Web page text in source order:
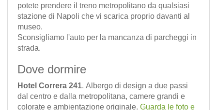
potete prendere il treno metropolitano da qualsiasi
stazione di Napoli che vi scarica proprio davanti al
museo.
Sconsigliamo l'auto per la mancanza di parcheggi in
strada.
Dove dormire
Hotel Correra 241. Albergo di design a due passi
dal centro e dalla metropolitana, camere grandi e
colorate e ambientazione originale. Guarda le foto e